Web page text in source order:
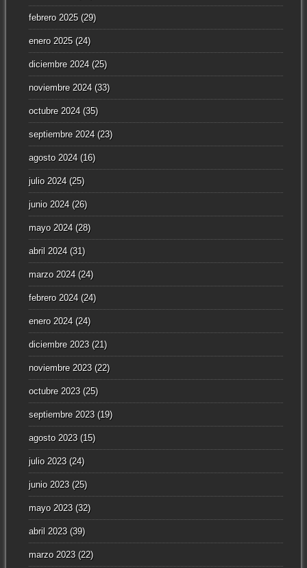
febrero 2025(29)
enero 2025(24)
diciembre 2024(25)
noviembre 2024(33)
octubre 2024(35)
septiembre 2024(23)
agosto 2024(16)
julio 2024(25)
junio 2024(26)
mayo 2024(28)
abril 2024(31)
marzo 2024(24)
febrero 2024(24)
enero 2024(24)
diciembre 2023(21)
noviembre 2023(22)
octubre 2023(25)
septiembre 2023(19)
agosto 2023(15)
julio 2023(24)
junio 2023(25)
mayo 2023(32)
abril 2023(39)
marzo 2023(22)